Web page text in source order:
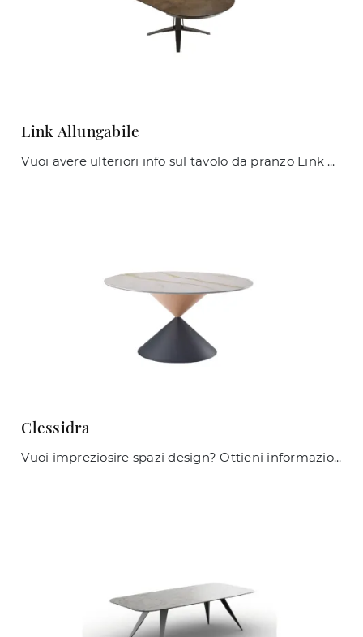
Link Allungabile
Vuoi avere ulteriori info sul tavolo da pranzo Link Allungabile di Midj? Clicca e scopri di più sui modelli allungabili della firma.
Clessidra
Vuoi impreziosire spazi design? Ottieni informazioni sui tavoli design fissi: il modello da pranzo Clessidra ti sta aspettando.